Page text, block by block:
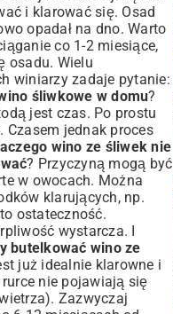
i klarować się. Osad
opadał na dno. Warto
co 1-2 miesiące,
osadu. Wielu
winiarzy zadaje pytanie:
śliwkowe w domu?
jest czas. Po prostu
Czasem jednak proces
wino ze śliwek nie
? Przyczyną mogą być
w owocach. Można
klarujących, np.
ostateczność.
wystarcza. I
butelkować wino ze
już idealnie klarowne i
nie pojawiają się
Zazwyczaj